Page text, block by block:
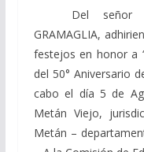
Del señor
GRAMAGLIA,
festejos en honor a
del 50° Aniversario
cabo el día 5 de
Metán Viejo,
Metán –